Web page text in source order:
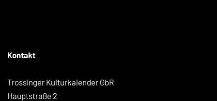
Kontakt
Trossinger Kulturkalender GbR
Hauptstraße 2